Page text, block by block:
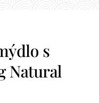
s
Natural